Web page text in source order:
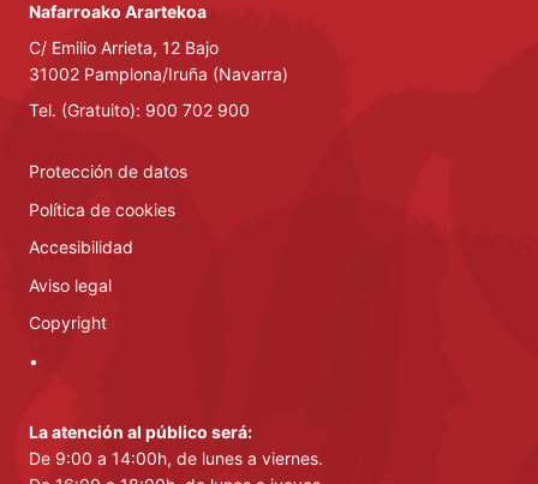
Nafarroako Arartekoa
C/ Emilio Arrieta, 12 Bajo
31002 Pamplona/Iruña (Navarra)
Tel. (Gratuito): 900 702 900
Protección de datos
Política de cookies
Accesibilidad
Aviso legal
Copyright
•
La atención al público será:
De 9:00 a 14:00h, de lunes a viernes.